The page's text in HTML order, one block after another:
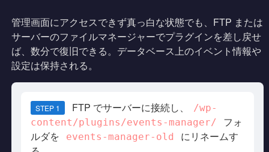
管理画面にアクセスできず真っ白な状態でも、FTP または
サーバーのファイルマネージャーでプラグインを差し戻せ
ば、数分で復旧できる。データベース上のイベント情報や
設定は保持される。
STEP 1 FTP でサーバーに接続し、
/wp-
content/plugins/events-manager/
フォ
ルダを
events-manager-old
にリネームす